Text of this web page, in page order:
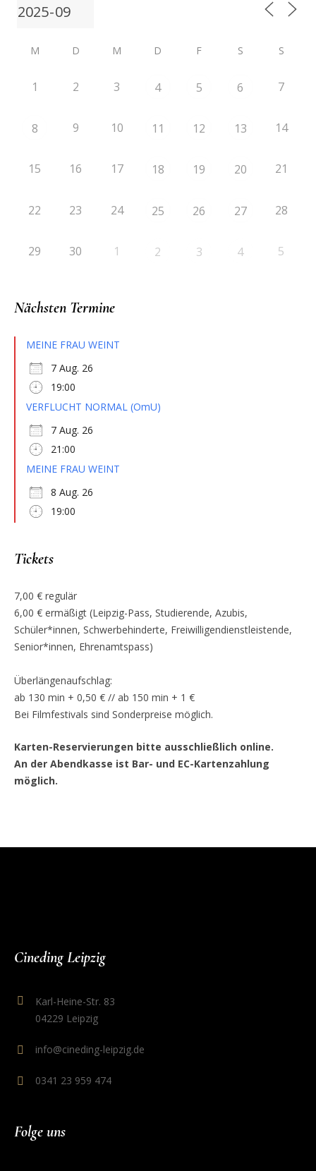
M D M D F S S
1 2 3 4 5 6 7
8 9 10 11 12 13 14
15 16 17 18 19 20 21
22 23 24 25 26 27 28
29 30 1 2 3 4 5
Nächsten Termine
MEINE FRAU WEINT
7 Aug. 26
19:00
VERFLUCHT NORMAL (OmU)
7 Aug. 26
21:00
MEINE FRAU WEINT
8 Aug. 26
19:00
Tickets
7,00 € regulär
6,00 € ermäßigt (Leipzig-Pass, Studierende, Azubis,
Schüler*innen, Schwerbehinderte, Freiwilligendienstleistende,
Senior*innen, Ehrenamtspass)
Überlängenaufschlag:
ab 130 min + 0,50 € // ab 150 min + 1 €
Bei Filmfestivals sind Sonderpreise möglich.
Karten-Reservierungen bitte ausschließlich online.
An der Abendkasse ist Bar- und EC-Kartenzahlung
möglich.
Cineding Leipzig
Karl-Heine-Str. 83
04229 Leipzig
info@cineding-leipzig.de
0341 23 959 474
Folge uns